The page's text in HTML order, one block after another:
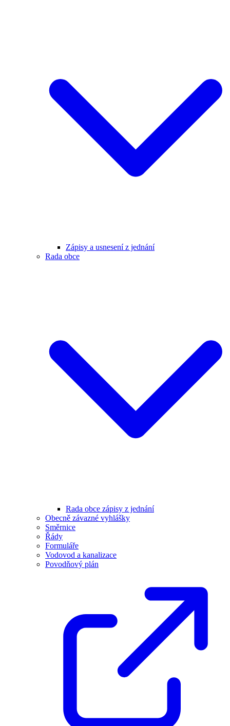
Zápisy a usnesení z jednání
Rada obce
Rada obce zápisy z jednání
Obecně závazné vyhlášky
Směrnice
Řády
Formuláře
Vodovod a kanalizace
Povodňový plán